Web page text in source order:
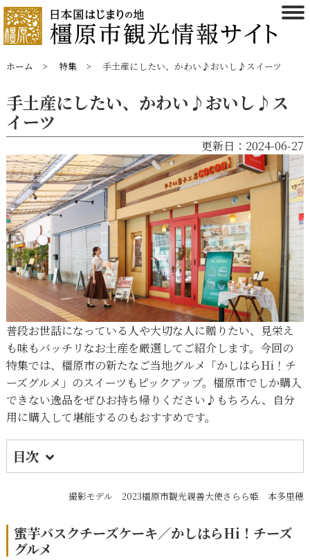
ホーム 特集 手土産にしたい、かわい♪おいし♪スイーツ
手土産にしたい、かわい♪おいし♪ス
イーツ
更新日：2024-06-27
普段お世話になっている人や大切な人に贈りたい、見栄え
も味もバッチリなお土産を厳選してご紹介します。今回の
特集では、橿原市の新たなご当地グルメ「かしはらHi！チ
ーズグルメ」のスイーツもピックアップ。橿原市でしか購入
できない逸品をぜひお持ち帰りください♪もちろん、自分
用に購入して堪能するのもおすすめです。
目次
1. 蜜芋バスクチーズケーキ／かしはらHi！チー
ズグルメ
はらHi！チーズグルメ
3. 古都華サンドクッキー／かしはらHi！チーズ
撮影モデル 2023橿原市観光親善大使さらら姫 本多里穂
蜜芋バスクチーズケーキ／かしはらHi！チーズ
グルメ